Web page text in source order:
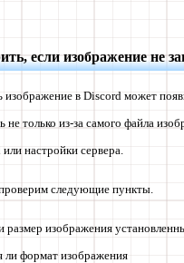
если изображение не
изображение в Discord может
не только из-за самого файла
настройки сервера.
следующие пункты.
размер изображения
ли формат изображения